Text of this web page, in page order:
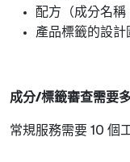
配方（成分名稱
產品標籤的設計
成分/標籤審查需要
常規服務需要 10 個